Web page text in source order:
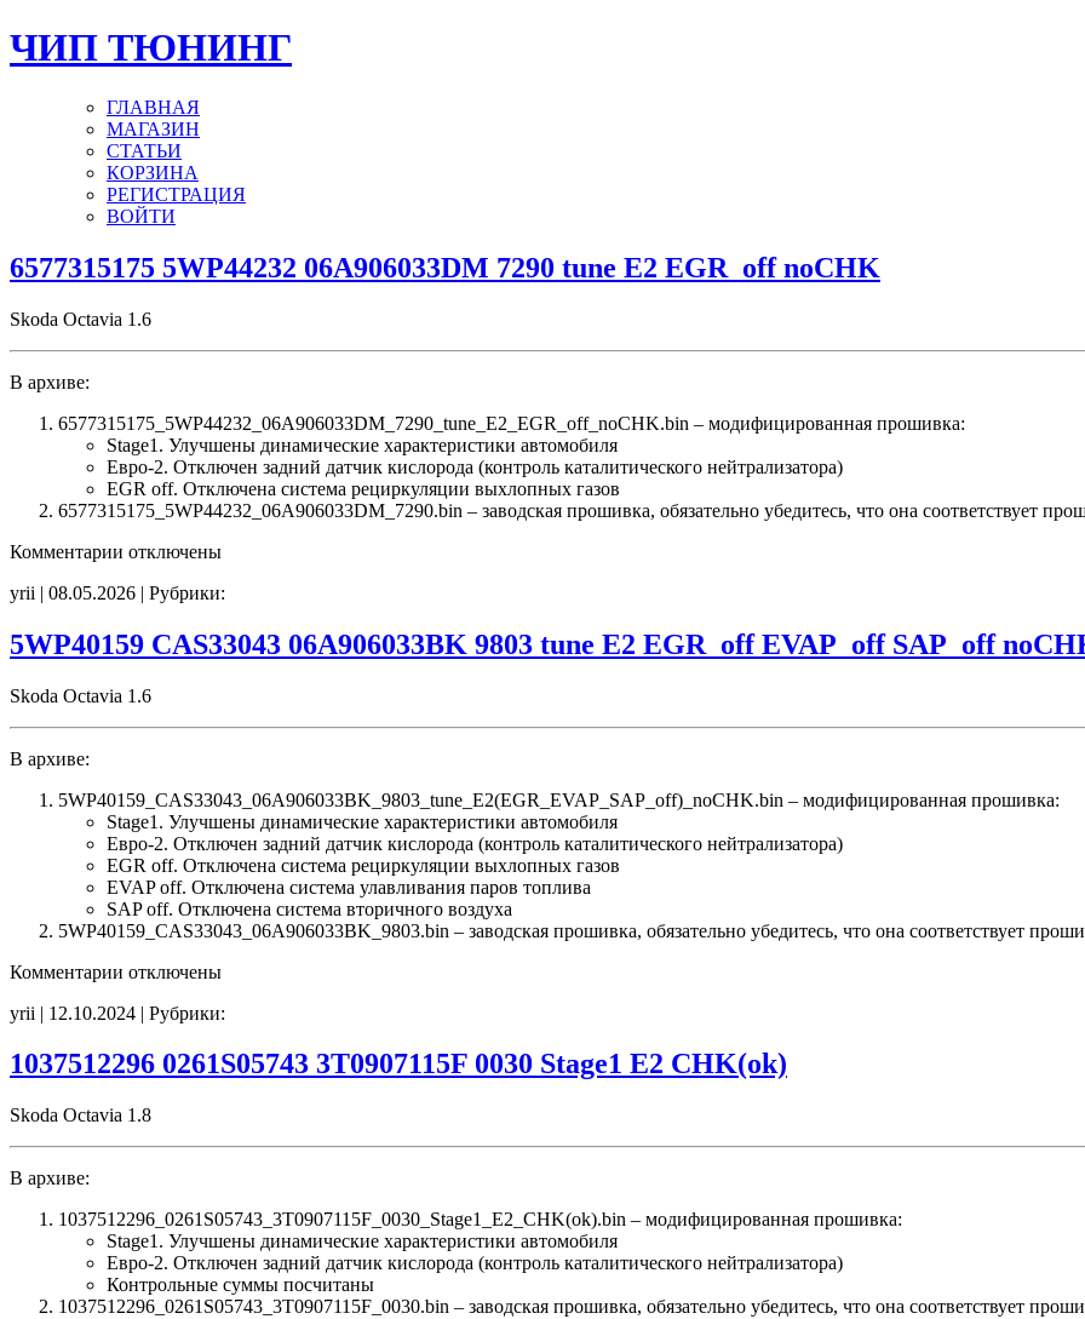
ЧИП ТЮНИНГ
ГЛАВНАЯ
МАГАЗИН
СТАТЬИ
КОРЗИНА
РЕГИСТРАЦИЯ
ВОЙТИ
6577315175 5WP44232 06A906033DM 7290 tune E2 EGR_off noCHK
Skoda Octavia 1.6
В архиве:
6577315175_5WP44232_06A906033DM_7290_tune_E2_EGR_off_noCHK.bin – модифицированная прошивка:
Stage1. Улучшены динамические характеристики автомобиля
Евро-2. Отключен задний датчик кислорода (контроль каталитического нейтрализатора)
EGR off. Отключена система рециркуляции выхлопных газов
6577315175_5WP44232_06A906033DM_7290.bin – заводская прошивка, обязательно убедитесь, что она соответствует
Комментарии к
6577315175
06A906033DM
7290
E2
EGR_off
отключены
yrii | 08.05.2026 | Рубрики:
5WP40159 CAS33043 06A906033BK 9803 tune E2 EGR_off EVAP_off SAP_off
Skoda Octavia 1.6
В архиве:
5WP40159_CAS33043_06A906033BK_9803_tune_E2(EGR_EVAP_SAP_off)_noCHK.bin – модифицированная прошивка:
Stage1. Улучшены динамические характеристики автомобиля
Евро-2. Отключен задний датчик кислорода (контроль каталитического нейтрализатора)
EGR off. Отключена система рециркуляции выхлопных газов
EVAP off. Отключена система улавливания паров топлива
SAP off. Отключена система вторичного воздуха
5WP40159_CAS33043_06A906033BK_9803.bin – заводская прошивка, обязательно убедитесь, что она соответствует
Комментарии к
5WP40159
06A906033BK
9803
E2
EGR_off
noCHK
отключены
yrii | 12.10.2024 | Рубрики:
1037512296 0261S05743 3T0907115F 0030 Stage1 E2 CHK(ok)
Skoda Octavia 1.8
В архиве:
1037512296_0261S05743_3T0907115F_0030_Stage1_E2_CHK(ok).bin – модифицированная прошивка:
Stage1. Улучшены динамические характеристики автомобиля
Евро-2. Отключен задний датчик кислорода (контроль каталитического нейтрализатора)
Контрольные суммы посчитаны
1037512296_0261S05743_3T0907115F_0030.bin – заводская прошивка, обязательно убедитесь, что она соответствует